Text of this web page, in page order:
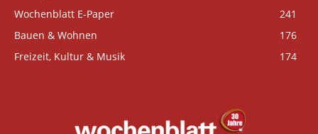
Wochenblatt E-Paper
241
Bauen & Wohnen
176
Freizeit, Kultur & Musik
174